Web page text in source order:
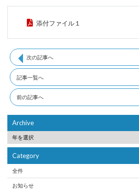
添付ファイル１
次の記事へ
記事一覧へ
前の記事へ
Archive
Category
全件
お知らせ